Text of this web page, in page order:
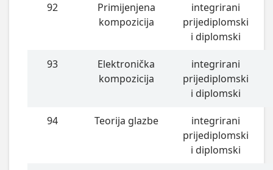
92
Primijenjena
kompozicija
integrirani
prijediplomski
i diplomski
93
Elektronička
kompozicija
integrirani
prijediplomski
i diplomski
94 Teorija glazbe
integrirani
prijediplomski
i diplomski